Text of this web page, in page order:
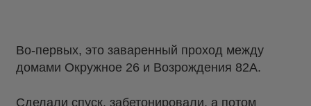
Во-первых, это заваренный проход между
домами Окружное 26 и Возрождения 82А.
Сделали спуск, забетонировали, а потом